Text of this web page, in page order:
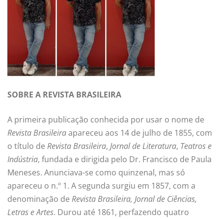
SOBRE A REVISTA BRASILEIRA
A primeira publicação conhecida por usar o nome de
Revista Brasileiraapareceu aos 14 de julho de 1855, com
o título de Revista Brasileira, Jornal de Literatura, Teatros e
Indústria, fundada e dirigida pelo Dr. Francisco de Paula
Meneses. Anunciava-se como quinzenal, mas só
apareceu o n.º 1. A segunda surgiu em 1857, com a
denominação de Revista Brasileira, Jornal de Ciências,
Letras e Artes. Durou até 1861, perfazendo quatro